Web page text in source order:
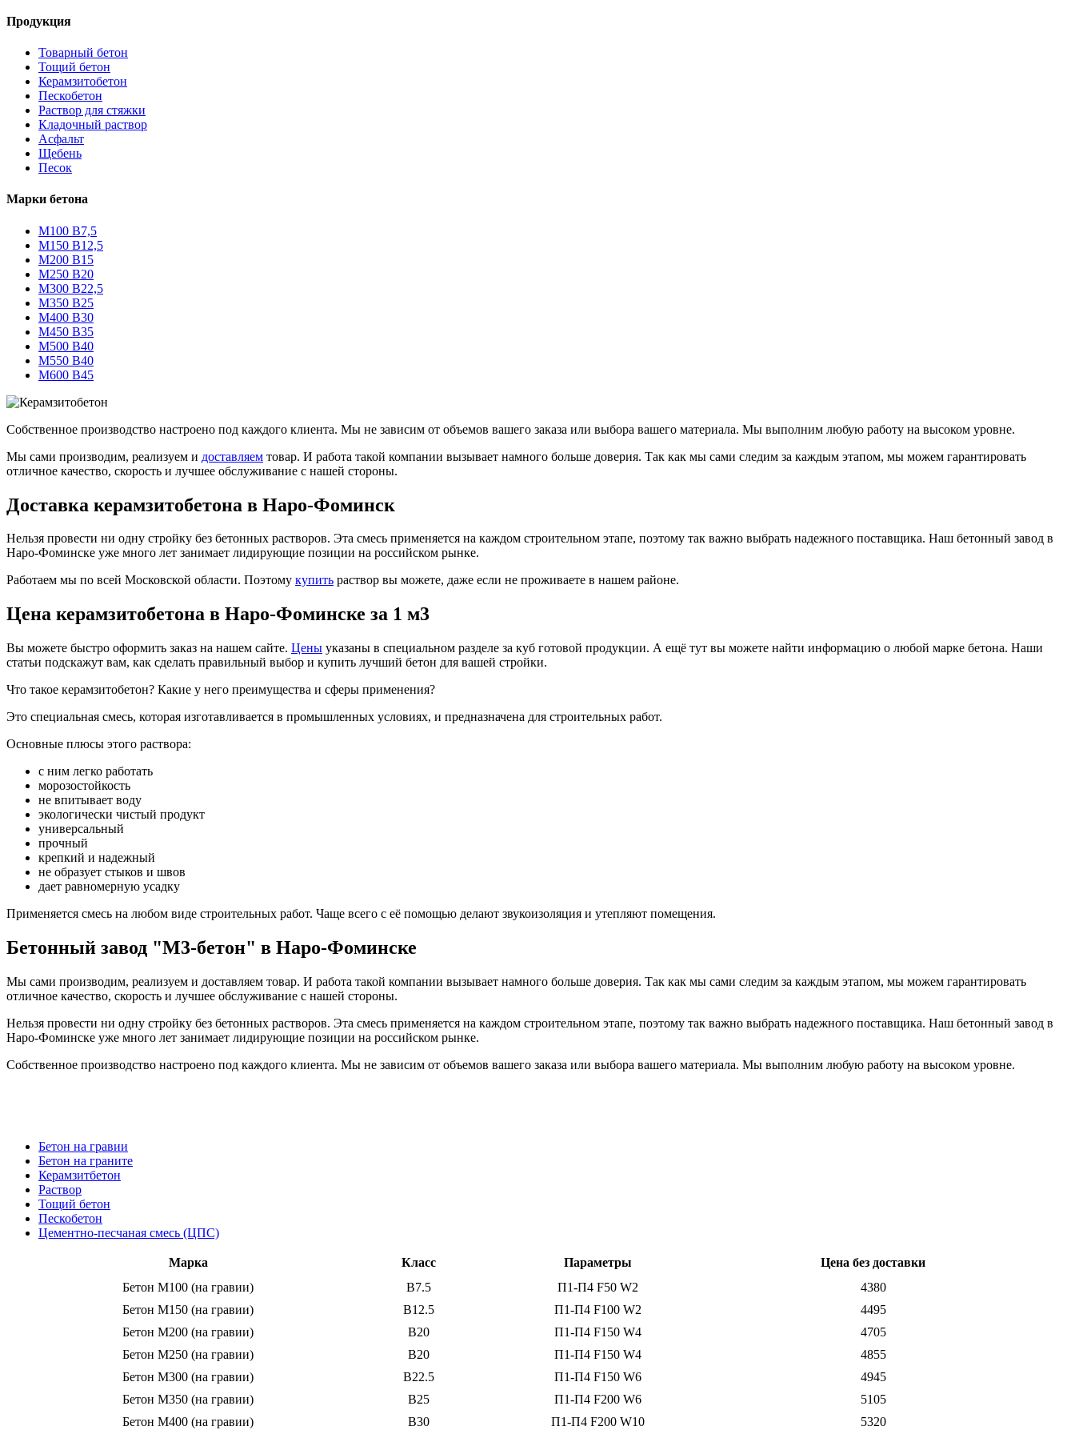
Продукция
Товарный бетон
Тощий бетон
Керамзитобетон
Пескобетон
Раствор для стяжки
Кладочный раствор
Асфальт
Щебень
Песок
Марки бетона
М100 В7,5
М150 В12,5
М200 В15
М250 В20
М300 В22,5
М350 В25
М400 В30
М450 В35
М500 В40
М550 В40
М600 В45
Собственное производство настроено под каждого клиента. Мы не зависим от объемов вашего заказа или выбора вашего материала. Мы выполним любую работу на высоком уровне.
Мы сами производим, реализуем и доставляем товар. И работа такой компании вызывает намного больше доверия. Так как мы сами следим за каждым этапом, мы можем гарантировать
отличное качество, скорость и лучшее обслуживание с нашей стороны.
Доставка керамзитобетона в Наро-Фоминск
Нельзя провести ни одну стройку без бетонных растворов. Эта смесь применяется на каждом строительном этапе, поэтому так важно выбрать надежного поставщика. Наш бетонный завод в
Наро-Фоминске уже много лет занимает лидирующие позиции на российском рынке.
Работаем мы по всей Московской области. Поэтому купить раствор вы можете, даже если не проживаете в нашем районе.
Цена керамзитобетона в Наро-Фоминске за 1 м3
Вы можете быстро оформить заказ на нашем сайте. Цены указаны в специальном разделе за куб готовой продукции. А ещё тут вы можете найти информацию о любой марке бетона. Наши
статьи подскажут вам, как сделать правильный выбор и купить лучший бетон для вашей стройки.
Что такое керамзитобетон? Какие у него преимущества и сферы применения?
Это специальная смесь, которая изготавливается в промышленных условиях, и предназначена для строительных работ.
Основные плюсы этого раствора:
с ним легко работать
морозостойкость
не впитывает воду
экологически чистый продукт
универсальный
прочный
крепкий и надежный
не образует стыков и швов
дает равномерную усадку
Применяется смесь на любом виде строительных работ. Чаще всего с её помощью делают звукоизоляция и утепляют помещения.
Бетонный завод "М3-бетон" в Наро-Фоминске
Мы сами производим, реализуем и доставляем товар. И работа такой компании вызывает намного больше доверия. Так как мы сами следим за каждым этапом, мы можем гарантировать
отличное качество, скорость и лучшее обслуживание с нашей стороны.
Нельзя провести ни одну стройку без бетонных растворов. Эта смесь применяется на каждом строительном этапе, поэтому так важно выбрать надежного поставщика. Наш бетонный завод в
Наро-Фоминске уже много лет занимает лидирующие позиции на российском рынке.
Собственное производство настроено под каждого клиента. Мы не зависим от объемов вашего заказа или выбора вашего материала. Мы выполним любую работу на высоком уровне.
Бетон на гравии
Бетон на граните
Керамзитбетон
Раствор
Тощий бетон
Пескобетон
Цементно-песчаная смесь (ЦПС)
Марка Класс Параметры
Цена без доставки
Бетон M100 (на гравии)
B7.5 П1-П4 F50 W2
4380
Бетон M150 (на гравии)
B12.5 П1-П4 F100 W2
4495
Бетон M200 (на гравии)
B20 П1-П4 F150 W4
4705
Бетон M250 (на гравии)
B20 П1-П4 F150 W4
4855
Бетон M300 (на гравии)
B22.5 П1-П4 F150 W6
4945
Бетон M350 (на гравии)
B25 П1-П4 F200 W6
5105
Бетон M400 (на гравии)
B30 П1-П4 F200 W10
5320